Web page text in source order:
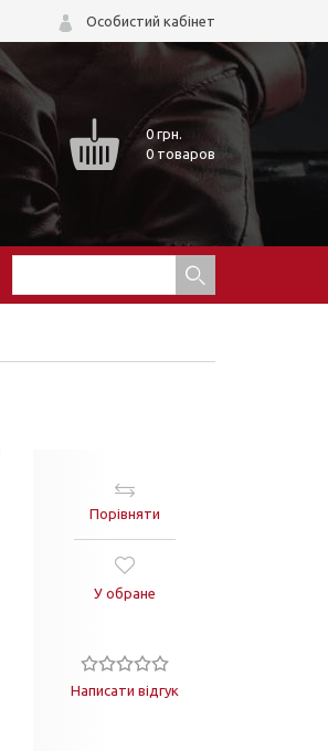
Особистий кабінет
0грн.
0 товаров
Порівняти
У обране
Написати відгук